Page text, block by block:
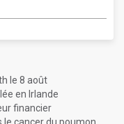
le 8 août
en Irlande
financier